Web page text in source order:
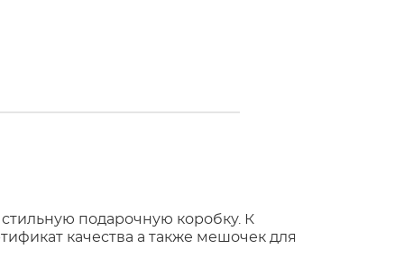
подарочную коробку. К
качества а также мешочек для